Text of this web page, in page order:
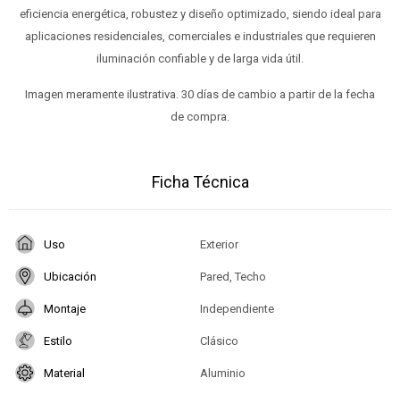
eficiencia energética, robustez y diseño optimizado, siendo ideal para
aplicaciones residenciales, comerciales e industriales que requieren
iluminación confiable y de larga vida útil.
Imagen meramente ilustrativa. 30 días de cambio a partir de la fecha
de compra.
Ficha Técnica
Uso Exterior
Ubicación Pared, Techo
Montaje Independiente
Estilo Clásico
Material Aluminio